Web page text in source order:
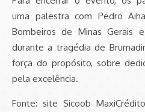
uma palestra com Pedro
Bombeiros de Minas Gerais
durante a tragédia de
força do propósito, sobre
pela excelência.
Fonte: site Sicoob